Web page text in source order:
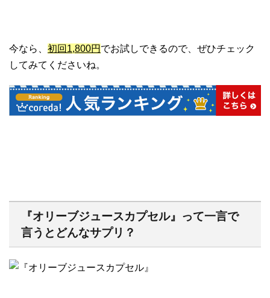
今なら、 初回1,800円 でお試しできるので、ぜひチェック
してみてくださいね。
『オリーブジュースカプセル』って一言で
言うとどんなサプリ？